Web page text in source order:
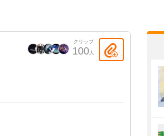
クリップ
100 人